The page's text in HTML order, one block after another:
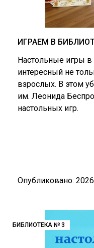
ИГРАЕМ В
Настольные игры в
интересный не
взрослых. В этом
им. Леонида
настольных игр.
Опубликовано:
БИБЛИОТЕКА № 3